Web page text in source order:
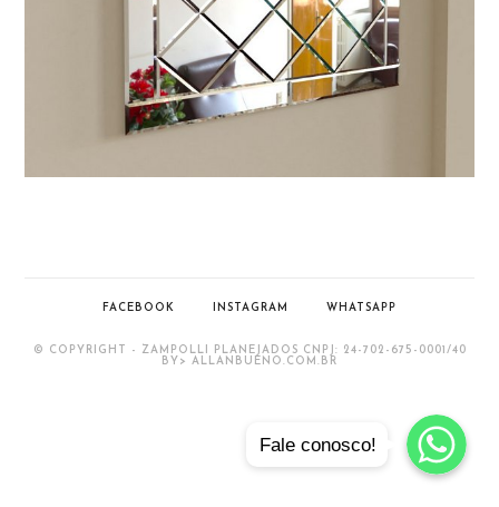
FACEBOOK INSTAGRAM WHATSAPP
© COPYRIGHT - ZAMPOLLI PLANEJADOS CNPJ: 24-702-675-0001/40
BY> ALLANBUENO.COM.BR
Whatsapp
Whatsapp
Whatsapp
Fale conosco!